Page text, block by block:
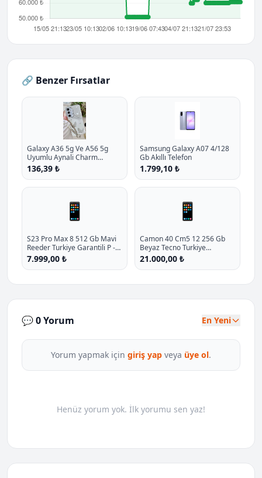
🔗 Benzer Fırsatlar
Galaxy A36 5g Ve A56 5g
Uyumlu Aynali Charm
Kelebek Oyuncakli Esnek
Silikon Kilif P - %10.9 İndirim
136,39 ₺
Samsung Galaxy A07 4/128
Gb Akıllı Telefon
1.799,10 ₺
📱
S23 Pro Max 8 512 Gb Mavi
Reeder Turkiye Garantili P -
%33.3 İndirim
7.999,00 ₺
📱
Camon 40 Cm5 12 256 Gb
Beyaz Tecno Turkiye
Garantili P - %16 İndirim
21.000,00 ₺
💬 0 Yorum En Yeni
Yorum yapmak için giriş yap veya üye ol.
Henüz yorum yok. İlk yorumu sen yaz!